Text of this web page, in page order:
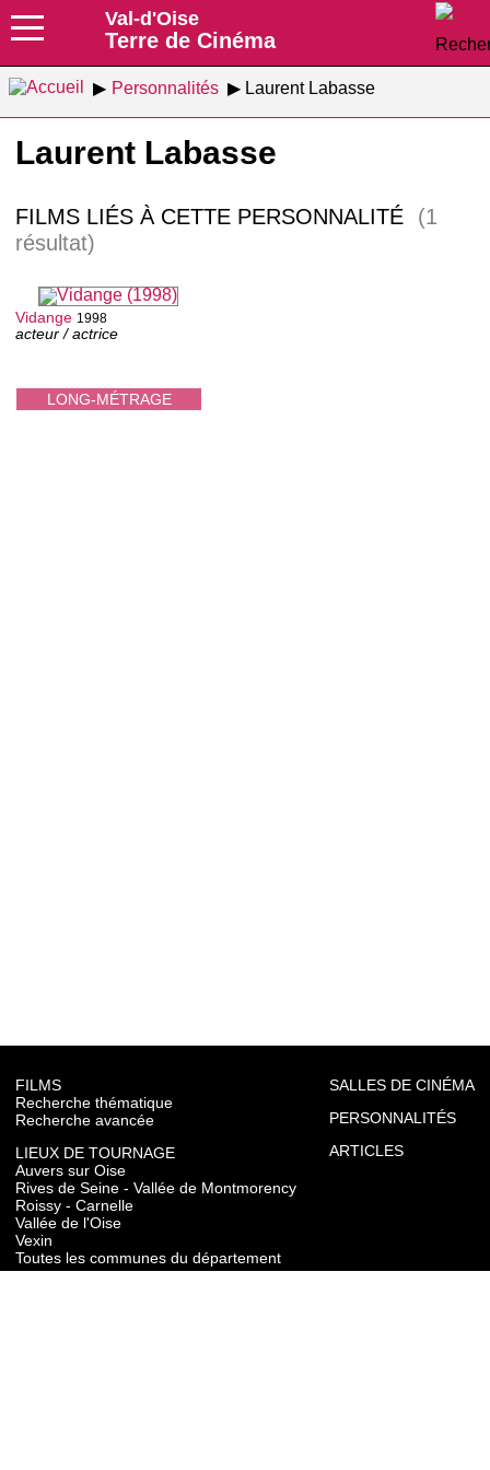
Val-d'Oise
Terre de Cinéma
Personnalités Laurent Labasse
Laurent Labasse
FILMS LIÉS À CETTE PERSONNALITÉ
(1
résultat)
LONG-MÉTRAGE
Vidange 1998
acteur / actrice
FILMS
Recherche thématique
Recherche avancée
LIEUX DE TOURNAGE
Auvers sur Oise
Rives de Seine - Vallée de Montmorency
Roissy - Carnelle
Vallée de l'Oise
Vexin
Toutes les communes du département
SALLES DE CINÉMA
PERSONNALITÉS
ARTICLES